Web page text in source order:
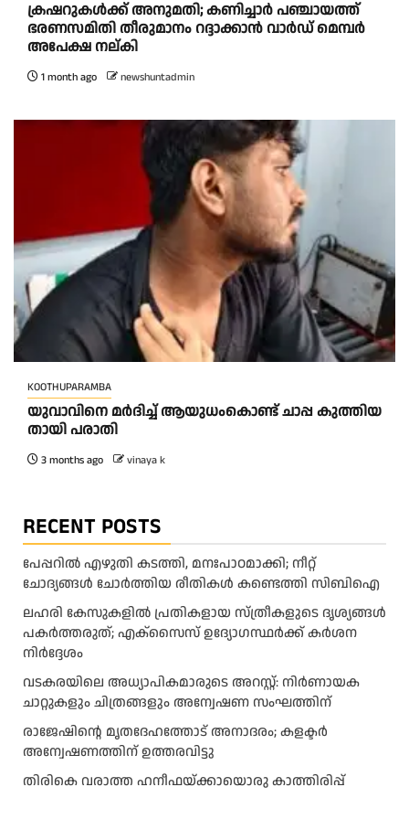
ക്രഷറുകൾക്ക് അനുമതി; കണിച്ചാർ പഞ്ചായത്ത്
ഭരണസമിതി തീരുമാനം റദ്ദാക്കാൻ വാർഡ് മെമ്പർ
അപേക്ഷ നല്കി
1 month ago newshuntadmin
KOOTHUPARAMBA
യു​വാ​വി​നെ മ​ർ​ദി​ച്ച് ആ​യു​ധം​കൊ​ണ്ട് ചാ​പ്പ കു​ത്തി​യ​
താ​യി പ​രാ​തി
3 months ago vinaya k
RECENT POSTS
പേപ്പറിൽ എഴുതി കടത്തി, മനഃപാഠമാക്കി; നീറ്റ്
ചോദ്യങ്ങൾ ചോർത്തിയ രീതികൾ കണ്ടെത്തി സിബിഐ
ലഹരി കേസുകളിൽ പ്രതികളായ സ്ത്രീകളുടെ ദൃശ്യങ്ങൾ
പകർത്തരുത്; എക്‌സൈസ് ഉദ്യോഗസ്ഥർക്ക് കർശന
നിർദ്ദേശം
വടകരയിലെ അധ്യാപികമാരുടെ അറസ്റ്റ്: നിർണായക
ചാറ്റുകളും ചിത്രങ്ങളും അന്വേഷണ സംഘത്തിന്
രാജേഷിന്റെ മൃതദേഹത്തോട് അനാദരം; കളക്ടർ
അന്വേഷണത്തിന് ഉത്തരവിട്ടു
തിരികെ വരാത്ത ഹനീഫയ്ക്കായൊരു കാത്തിരിപ്പ്